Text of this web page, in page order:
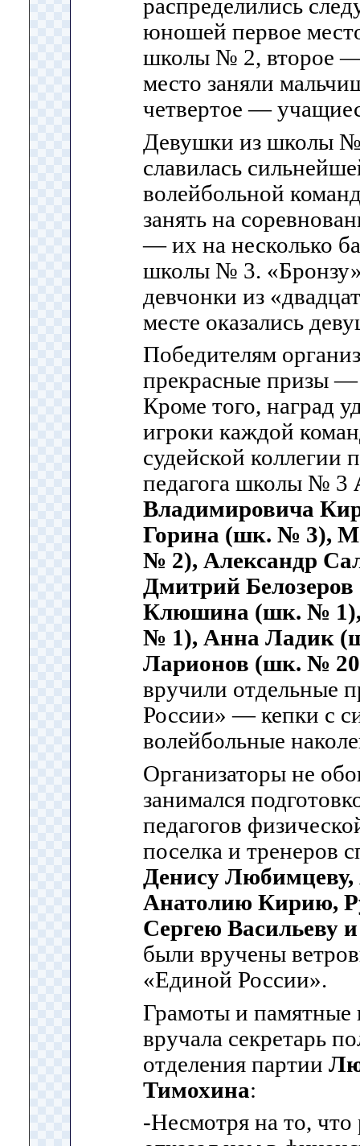
распределились
юношей первое
школы № 2, второе
место заняли
четвертое —
Девушки из школы №
славилась
волейбольной
занять на
— их на несколько
школы № 3. «Бронзу»
девчонки из
месте оказались
Победителям
прекрасные призы
Кроме того, наград
игроки каждой
судейской коллегии
педагога школы № 3
Владимировича
Горина (шк. № 3),
№ 2), Александр
Дмитрий
Клюшина (шк. №
№ 1), Анна Ладик
Ларионов (шк. №
вручили отдельные
России» — кепки с
волейбольные
Организаторы не
занимался
педагогов
поселка и тренеров
Денису Любимцеву,
Анатолию Кирию,
Сергею Васильеву
были вручены
«Единой России».
Грамоты и памятные
вручала секретарь
отделения партии
Тимохина:
-Несмотря на то,